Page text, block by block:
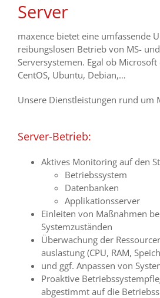
Server
maxence bietet eine umfassende
reibungslosen Betrieb von MS-
Serversystemen. Egal ob
CentOS, Ubuntu, Debian,…
Unsere Dienstleistungen rund um
Server-Betrieb:
Aktives Monitoring auf den
Betriebssystem
Datenbanken
Applikationsserver
Einleiten von Maßnahmen
Systemzuständen
Überwachung der
auslastung (CPU, RAM,
und ggf. Anpassen von
Proaktive
abgestimmt auf die